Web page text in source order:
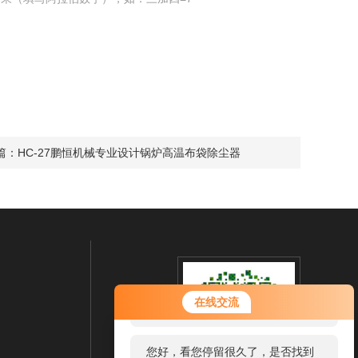
在线交流
您好！欢迎前来咨询，很高兴为您
服务，请问您要咨询什么问题呢？
您好，看您停留很久了，是否找到
： HC-27鹏恒机械专业设计锅炉高温布袋除尘器